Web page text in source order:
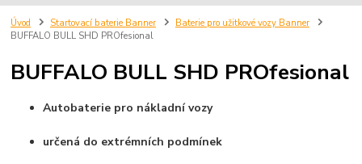
Úvod Startovací baterie Banner
Baterie pro užitkové vozy Banner
BUFFALO BULL SHD PROfesional
BUFFALO BULL SHD PROfesional
Autobaterie pro nákladní vozy
určená do extrémních podmínek